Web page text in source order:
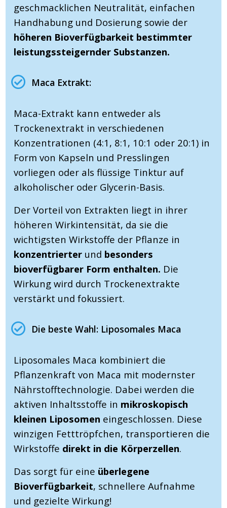
geschmacklichen Neutralität, einfachen
Handhabung und Dosierung sowie der
höheren Bioverfügbarkeit bestimmter
leistungssteigernder Substanzen.
Maca Extrakt:
Maca-Extrakt kann entweder als
Trockenextrakt in verschiedenen
Konzentrationen (4:1, 8:1, 10:1 oder 20:1) in
Form von Kapseln und Presslingen
vorliegen oder als flüssige Tinktur auf
alkoholischer oder Glycerin-Basis.
Der Vorteil von Extrakten liegt in ihrer
höheren Wirkintensität, da sie die
wichtigsten Wirkstoffe der Pflanze in
konzentrierter und besonders
bioverfügbarer Form enthalten. Die
Wirkung wird durch Trockenextrakte
verstärkt und fokussiert.
Die beste Wahl: Liposomales Maca
Liposomales Maca kombiniert die
Pflanzenkraft von Maca mit modernster
Nährstofftechnologie. Dabei werden die
aktiven Inhaltsstoffe in mikroskopisch
kleinen Liposomen eingeschlossen. Diese
winzigen Fetttröpfchen, transportieren die
Wirkstoffe direkt in die Körperzellen.
Das sorgt für eine überlegene
Bioverfügbarkeit, schnellere Aufnahme
und gezielte Wirkung!